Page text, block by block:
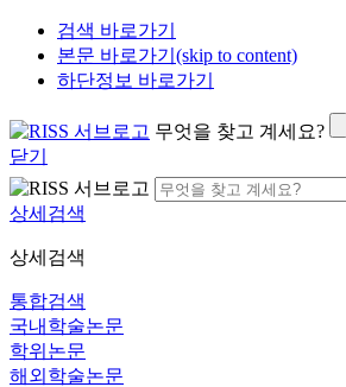
검색 바로가기
본문 바로가기(skip to content)
하단정보 바로가기
무엇을 찾고 계세요?
닫기
상세검색
상세검색
통합검색
국내학술논문
학위논문
해외학술논문